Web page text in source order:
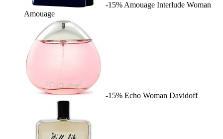
-15% Amouage Interlude Woman
Amouage
-15% Echo Woman Davidoff